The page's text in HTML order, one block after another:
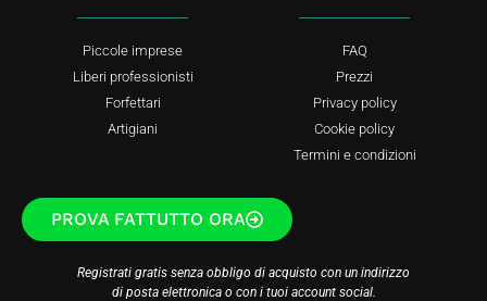
Piccole imprese
Liberi professionisti
Forfettari
Artigiani
FAQ
Prezzi
Privacy policy
Cookie policy
Termini e condizioni
PROVA FATTUTTO ORA
Registrati gratis senza obbligo di acquisto con un indirizzo
di posta elettronica o con i tuoi account social.